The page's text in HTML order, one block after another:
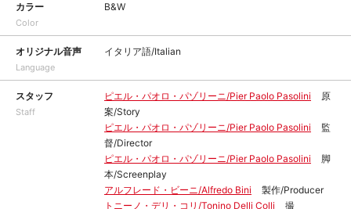
カラー
Color
B&W
オリジナル音声
Language
イタリア語/Italian
スタッフ
Staff
ピエル・パオロ・パゾリーニ/Pier Paolo Pasolini
原
案/Story
ピエル・パオロ・パゾリーニ/Pier Paolo Pasolini
監
督/Director
ピエル・パオロ・パゾリーニ/Pier Paolo Pasolini
脚
本/Screenplay
アルフレード・ビーニ/Alfredo Bini
製作/Producer
トニーノ・デリ・コリ/Tonino Delli Colli
撮